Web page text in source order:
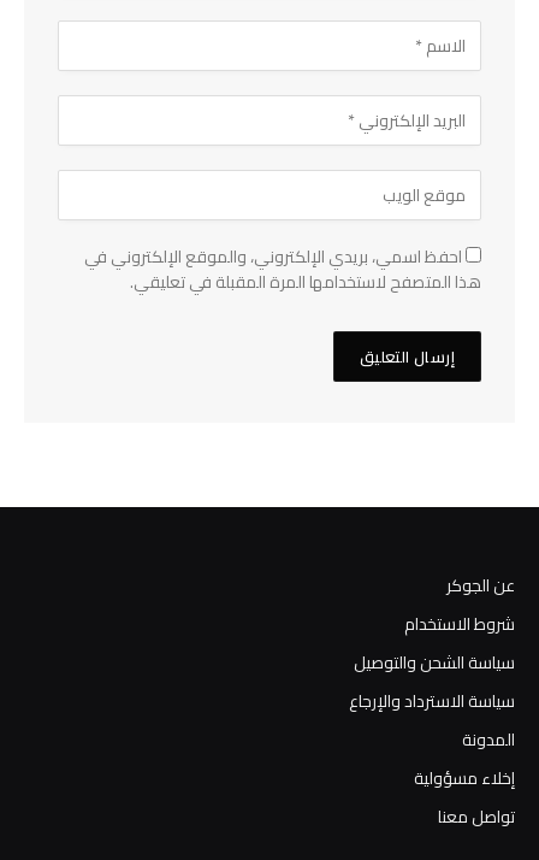
احفظ اسمي، بريدي الإلكتروني، والموقع الإلكتروني في
هذا المتصفح لاستخدامها المرة المقبلة في تعليقي.
عن الجوكر
شروط الاستخدام
سياسة الشحن والتوصيل
سياسة الاسترداد والإرجاع
المدونة
إخلاء مسؤولية
تواصل معنا